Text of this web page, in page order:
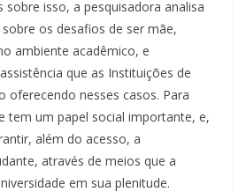
isso, a pesquisadora analisa
os desafios de ser mãe,
ambiente acadêmico, e
que as Instituições de
oferecendo nesses casos. Para
tem um papel social importante, e,
além do acesso, a
através de meios que a
em sua plenitude.